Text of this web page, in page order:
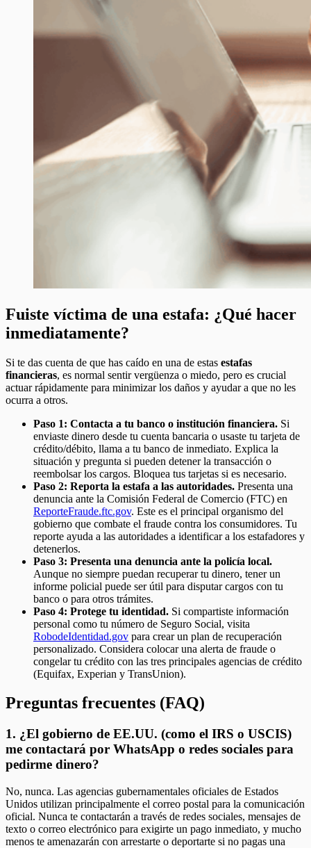
Fuiste víctima de una estafa: ¿Qué hacer
inmediatamente?
Si te das cuenta de que has caído en una de estas estafas
financieras, es normal sentir vergüenza o miedo, pero es crucial
actuar rápidamente para minimizar los daños y ayudar a que no les
ocurra a otros.
Paso 1: Contacta a tu banco o institución financiera. Si
enviaste dinero desde tu cuenta bancaria o usaste tu tarjeta de
crédito/débito, llama a tu banco de inmediato. Explica la
situación y pregunta si pueden detener la transacción o
reembolsar los cargos. Bloquea tus tarjetas si es necesario.
Paso 2: Reporta la estafa a las autoridades. Presenta una
denuncia ante la Comisión Federal de Comercio (FTC) en
ReporteFraude.ftc.gov. Este es el principal organismo del
gobierno que combate el fraude contra los consumidores. Tu
reporte ayuda a las autoridades a identificar a los estafadores y
detenerlos.
Paso 3: Presenta una denuncia ante la policía local.
Aunque no siempre puedan recuperar tu dinero, tener un
informe policial puede ser útil para disputar cargos con tu
banco o para otros trámites.
Paso 4: Protege tu identidad. Si compartiste información
personal como tu número de Seguro Social, visita
RobodeIdentidad.gov para crear un plan de recuperación
personalizado. Considera colocar una alerta de fraude o
congelar tu crédito con las tres principales agencias de crédito
(Equifax, Experian y TransUnion).
Preguntas frecuentes (FAQ)
1. ¿El gobierno de EE.UU. (como el IRS o USCIS)
me contactará por WhatsApp o redes sociales para
pedirme dinero?
No, nunca. Las agencias gubernamentales oficiales de Estados
Unidos utilizan principalmente el correo postal para la comunicación
oficial. Nunca te contactarán a través de redes sociales, mensajes de
texto o correo electrónico para exigirte un pago inmediato, y mucho
menos te amenazarán con arrestarte o deportarte si no pagas una